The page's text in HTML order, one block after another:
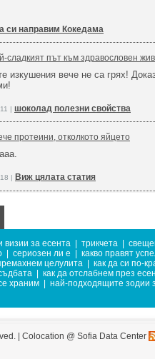
си направим Кокедама
сладкият път към здравословен
изкушения вече не са грях!
| шоколад полезни свойства
протеини, отколкото яйцето
| Виж цялата статия
визии за есента трикчета
сериозен ли е
какво правят
целулита
как да си по-
как да отслабнем през
храним
най-подходящите зодии
| Colocation @ Sofia Data Center